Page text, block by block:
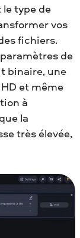
le type de
vos
fichiers.
de
binaire, une
et même
à
la
très élevée,